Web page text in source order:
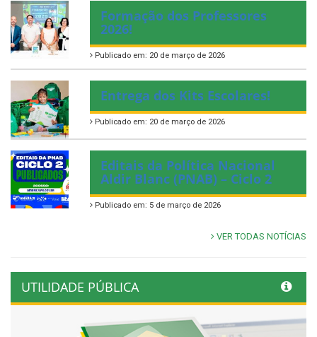
Formação dos Professores
2026!
Publicado em: 20 de março de 2026
Entrega dos Kits Escolares!
Publicado em: 20 de março de 2026
Editais da Política Nacional
Aldir Blanc (PNAB) – Ciclo 2
Publicado em: 5 de março de 2026
VER TODAS NOTÍCIAS
UTILIDADE PÚBLICA